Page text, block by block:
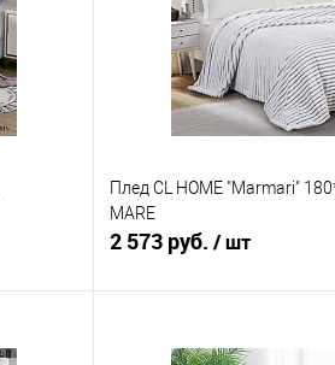
Плед CL HOME "Marmari"
MARE
2 573 руб. / шт